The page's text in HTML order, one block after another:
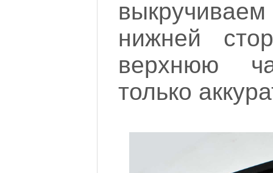
нижней
верхнюю
только